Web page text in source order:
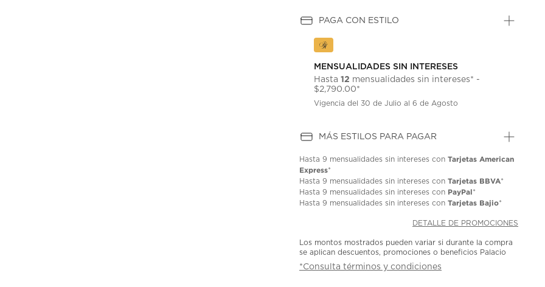
PAGA CON ESTILO
MENSUALIDADES SIN INTERESES
Hasta12 mensualidades sin intereses* -
$2,790.00*
Vigencia del 30 de Julio al 6 de Agosto
MÁS ESTILOS PARA PAGAR
Hasta9 mensualidades sin intereses conTarjetas American
Express*
Hasta9 mensualidades sin intereses conTarjetas BBVA*
Hasta9 mensualidades sin intereses con PayPal*
Hasta9 mensualidades sin intereses conTarjetas Bajio*
DETALLE DE PROMOCIONES
Los montos mostrados pueden variar si durante la compra
se aplican descuentos, promociones o beneficios Palacio
*Consulta términos y condiciones